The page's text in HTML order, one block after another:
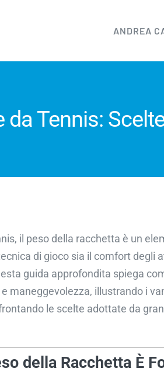
ANDREA
da Tennis:
il peso della racchetta è un
di gioco sia il comfort degli
guida approfondita spiega
maneggevolezza, illustrando i
le scelte adottate da
della Racchetta È